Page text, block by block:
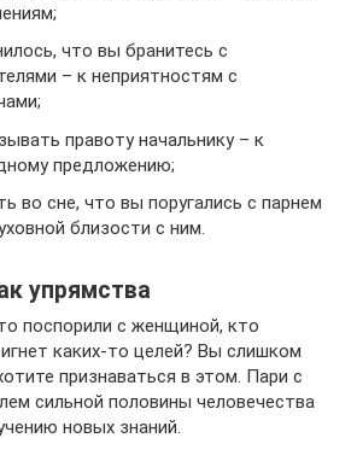
что вы бранитесь с
– к неприятностям с
правоту начальнику – к
предложению;
во сне, что вы поругались с парнем
близости с ним.
упрямства
поспорили с женщиной, кто
каких-то целей? Вы слишком
признаваться в этом. Пари с
сильной половины человечества
новых знаний.